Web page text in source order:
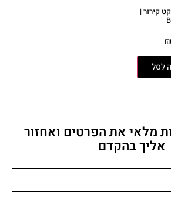
קירור |
₪
לסל
מלאי את הפרטים ואחזור
אליך בהקדם